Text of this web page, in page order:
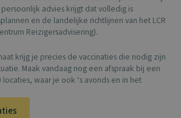
advies krijgt dat volledig is
en de landelijke richtlijnen van het LCR
Reizigersadvisering).
krijg je precies de vaccinaties die nodig zijn
Maak vandaag nog een afspraak bij een
waar je ook ‘s avonds en in het